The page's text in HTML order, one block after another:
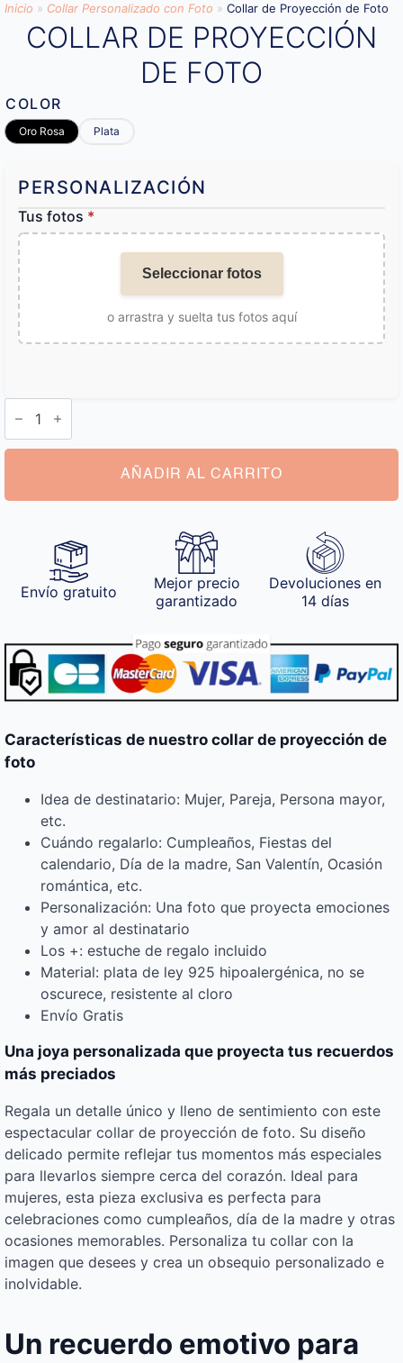
Inicio » Collar Personalizado con Foto » Collar de Proyección de Foto
COLLAR DE PROYECCIÓN
DE FOTO
COLOR
Oro Rosa Plata
PERSONALIZACIÓN
Tus fotos *
Seleccionar fotos
o arrastra y suelta tus fotos aquí
Collar
de
Proyección
de
AÑADIR AL CARRITO
Envío gratuito
Mejor precio
garantizado
Devoluciones en
14 días
Características de nuestro collar de proyección de
foto
Idea de destinatario: Mujer, Pareja, Persona mayor,
etc.
Cuándo regalarlo: Cumpleaños, Fiestas del
calendario, Día de la madre, San Valentín, Ocasión
romántica, etc.
Personalización: Una foto que proyecta emociones
y amor al destinatario
Los +: estuche de regalo incluido
Material: plata de ley 925 hipoalergénica, no se
oscurece, resistente al cloro
Envío Gratis
Una joya personalizada que proyecta tus recuerdos
más preciados
Regala un detalle único y lleno de sentimiento con este
espectacular collar de proyección de foto. Su diseño
delicado permite reflejar tus momentos más especiales
para llevarlos siempre cerca del corazón. Ideal para
mujeres, esta pieza exclusiva es perfecta para
celebraciones como cumpleaños, día de la madre y otras
ocasiones memorables. Personaliza tu collar con la
imagen que desees y crea un obsequio personalizado e
inolvidable.
Un recuerdo emotivo para